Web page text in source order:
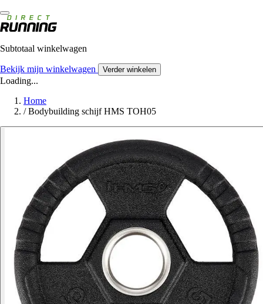
Subtotaal winkelwagen
Bekijk mijn winkelwagen Verder winkelen
Loading...
Home
/ Bodybuilding schijf HMS TOH05